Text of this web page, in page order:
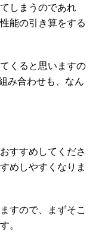
しまうのであれ
能の引き算をする
くると思いますの
み合わせも、なん
すすめしてくださ
めしやすくなりま
すので、まずそこ
。